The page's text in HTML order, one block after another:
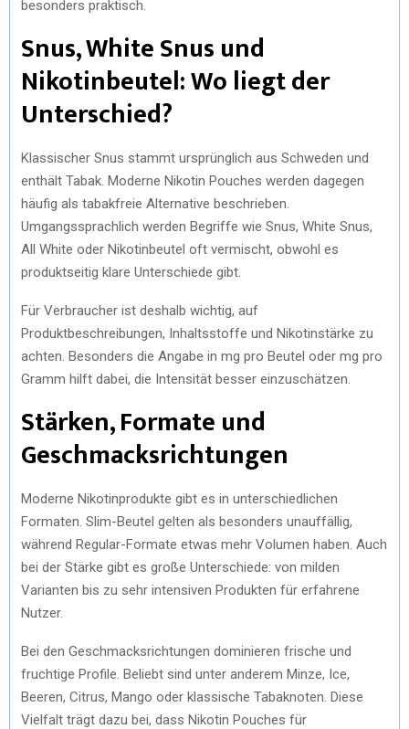
besonders praktisch.
Snus, White Snus und
Nikotinbeutel: Wo liegt der
Unterschied?
Klassischer Snus stammt ursprünglich aus Schweden und
enthält Tabak. Moderne Nikotin Pouches werden dagegen
häufig als tabakfreie Alternative beschrieben.
Umgangssprachlich werden Begriffe wie Snus, White Snus,
All White oder Nikotinbeutel oft vermischt, obwohl es
produktseitig klare Unterschiede gibt.
Für Verbraucher ist deshalb wichtig, auf
Produktbeschreibungen, Inhaltsstoffe und Nikotinstärke zu
achten. Besonders die Angabe in mg pro Beutel oder mg pro
Gramm hilft dabei, die Intensität besser einzuschätzen.
Stärken, Formate und
Geschmacksrichtungen
Moderne Nikotinprodukte gibt es in unterschiedlichen
Formaten. Slim-Beutel gelten als besonders unauffällig,
während Regular-Formate etwas mehr Volumen haben. Auch
bei der Stärke gibt es große Unterschiede: von milden
Varianten bis zu sehr intensiven Produkten für erfahrene
Nutzer.
Bei den Geschmacksrichtungen dominieren frische und
fruchtige Profile. Beliebt sind unter anderem Minze, Ice,
Beeren, Citrus, Mango oder klassische Tabaknoten. Diese
Vielfalt trägt dazu bei, dass Nikotin Pouches für